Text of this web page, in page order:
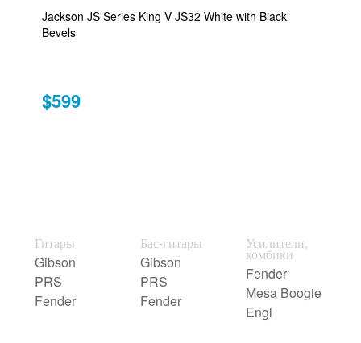
Jackson JS Series King V JS32 White with Black
Bevels
$599
Гитары
Gibson
PRS
Fender
Бас-гитары
Gibson
PRS
Fender
Усилители,
комбики
Fender
Mesa Boogie
Engl